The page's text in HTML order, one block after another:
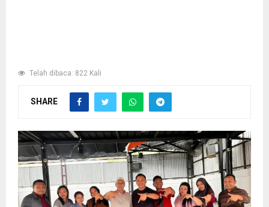
Telah dibaca: 822 Kali
SHARE